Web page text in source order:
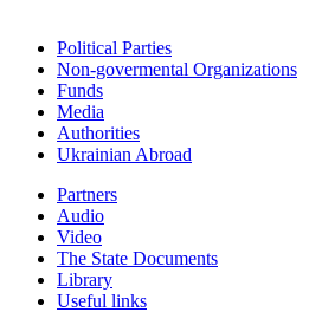
Political Parties
Non-govermental Organizations
Funds
Мedia
Authorities
Ukrainian Abroad
Partners
Audio
Video
The State Documents
Library
Useful links